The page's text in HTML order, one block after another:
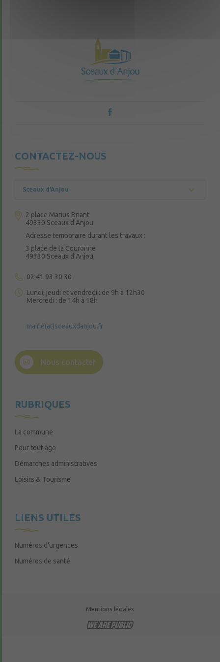
CONTACTEZ-NOUS
Sceaux d'Anjou
2 place Marius Briant
49330 Sceaux d’Anjou
Adresse temporaire durant les travaux :
3 place de la Couronne
49330 Sceaux d’Anjou
02 41 93 30 30
Lundi, jeudi et vendredi : de 9h à 12h30
Mercredi : de 14h à 18h
mairie(at)sceauxdanjou.fr
Nous contacter
RUBRIQUES
La commune
Pour tout âge
Démarches administratives
Loisirs & Tourisme
LIENS UTILES
Numéros d’urgences
Numéros de santé
Mentions légales